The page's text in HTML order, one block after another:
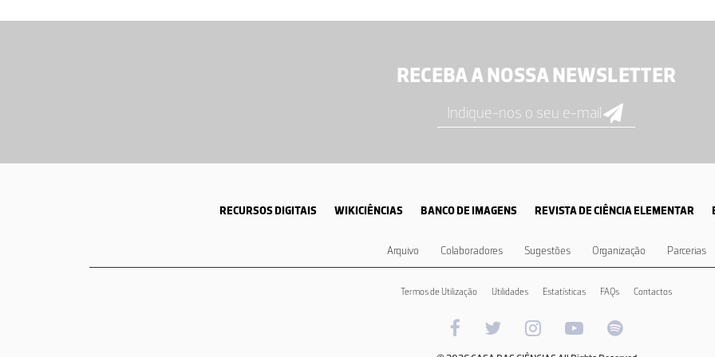
RECEBA A NOSSA NEWSLETTER
RECURSOS DIGITAIS WIKICIÊNCIAS BANCO DE IMAGENS REVISTA DE CIÊNCIA ELEMENTAR
Arquivo Colaboradores Sugestões Organização Parcerias
Termos de Utilização Utilidades Estatísticas FAQs Contactos